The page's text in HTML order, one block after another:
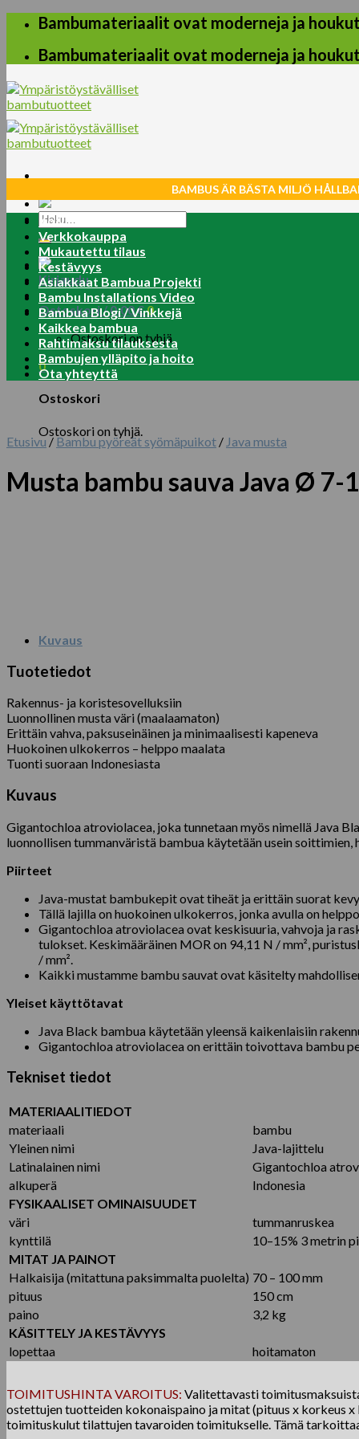
Skip
content
Bambumateriaalit ovat moderneja ja
Bambumateriaalit ovat moderneja ja
Etsi:
Kirjaudu
Ostoskori /0.00€0
Ostoskori on tyhjä.
0
Ostoskori
Ostoskori on tyhjä.
BAMBUS ÄR BÄSTA MILJÖ
Koti
Verkkokauppa
Mukautettu tilaus
Kestävyys
Asiakkaat Bambua Projekti
Bambu Installations Video
Bambua Blogi / Vinkkejä
Kaikkea bambua
Rahtimaksu tilauksesta
Bambujen ylläpito ja hoito
Ota yhteyttä
Etusivu /Bambu pyöreät syömäpuikot / Java musta
Musta bambu sauva Java Ø 7-
Kuvaus
Tuotetiedot
Rakennus- ja koristesovelluksiin
Luonnollinen musta väri (maalaamaton)
Erittäin vahva, paksuseinäinen ja minimaalisesti kapeneva
Huokoinen ulkokerros – helppo maalata
Tuonti suoraan Indonesiasta
Kuvaus
Gigantochloa atroviolacea, joka tunnetaan myös nimellä Java
luonnollisen tummanväristä bambua käytetään usein soittimien,
Piirteet
Java-mustat bambukepit ovat tiheät ja erittäin suorat
Tällä lajilla on huokoinen ulkokerros, jonka avulla on
Gigantochloa atroviolacea ovat keskisuuria, vahvoja ja
tulokset. Keskimääräinen MOR on 94,11 N / mm²,
/ mm².
Kaikki mustamme bambu sauvat ovat käsitelty
Yleiset käyttötavat
Java Black bambua käytetään yleensä kaikenlaisiin
Gigantochloa atroviolacea on erittäin toivottava bambu
Tekniset tiedot
MATERIAALITIEDOT
materiaali
bambu
Yleinen nimi
Java-lajittelu
Latinalainen nimi
Gigantochloa
alkuperä
Indonesia
FYSIKAALISET OMINAISUUDET
väri
tummanruskea
kynttilä
10–15% 3 metrin
MITAT JA PAINOT
Halkaisija (mitattuna paksimmalta puolelta) 70 – 100 mm
pituus
150 cm
paino
3,2 kg
KÄSITTELY JA KESTÄVYYS
lopettaa
hoitamaton
TOIMITUSHINTA VAROITUS: Valitettavasti
ostettujen tuotteiden kokonaispaino ja mitat (pituus x korkeus
toimituskulut tilattujen tavaroiden toimitukselle. Tämä